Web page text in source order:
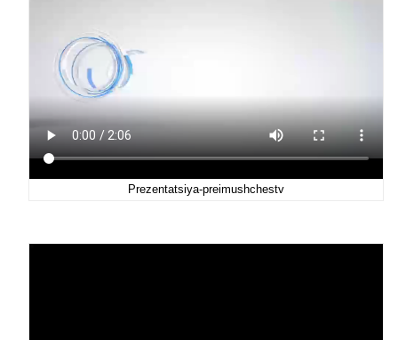
Prezentatsiya-preimushchestv